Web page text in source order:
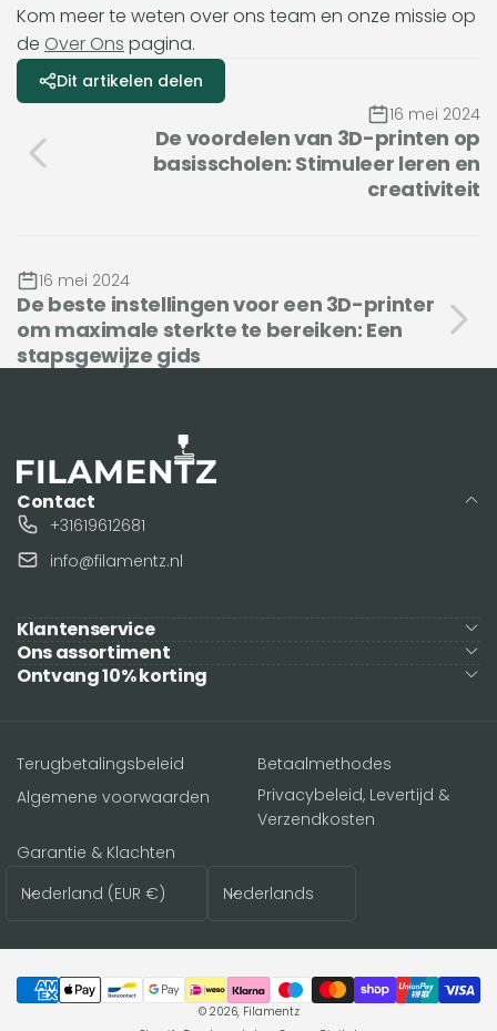
Kom meer te weten over ons team en onze missie op
de Over Ons pagina.
Dit artikelen delen
16 mei 2024
De voordelen van 3D-printen op
basisscholen: Stimuleer leren en
creativiteit
16 mei 2024
De beste instellingen voor een 3D-printer
om maximale sterkte te bereiken: Een
stapsgewijze gids
Contact
+31619612681
info@filamentz.nl
Klantenservice
Ons assortiment
Ontvang 10% korting
Terugbetalingsbeleid
Betaalmethodes
Algemene voorwaarden
Privacybeleid, Levertijd &
Verzendkosten
Garantie & Klachten
Nederland (EUR €) Nederlands
Betaalmethoden
© 2026, Filamentz